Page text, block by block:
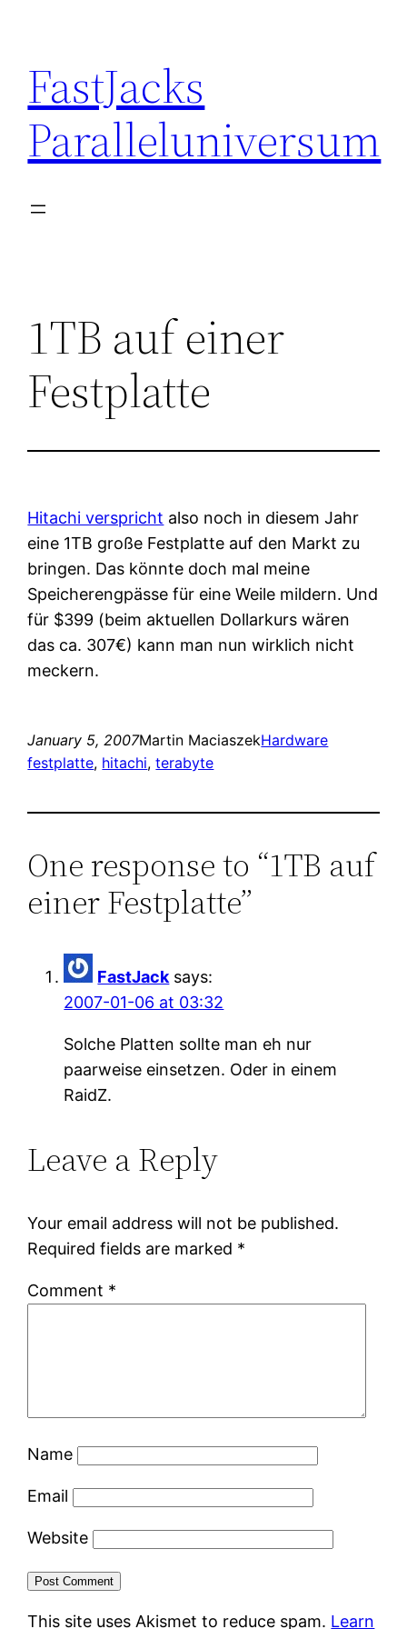
content
FastJacks
Paralleluniversum
1TB auf einer
Festplatte
Hitachi verspricht also noch in diesem Jahr
eine 1TB große Festplatte auf den Markt zu
bringen. Das könnte doch mal meine
Speicherengpässe für eine Weile mildern. Und
für $399 (beim aktuellen Dollarkurs wären
das ca. 307€) kann man nun wirklich nicht
meckern.
January 5, 2007Martin MaciaszekHardware
festplatte, hitachi, terabyte
One response to “1TB auf
einer Festplatte”
FastJack says:
2007-01-06 at 03:32
Solche Platten sollte man eh nur
paarweise einsetzen. Oder in einem
RaidZ.
Leave a Reply
Your email address will not be published.
Required fields are marked *
Comment *
Name
Email
Website
This site uses Akismet to reduce spam. Learn